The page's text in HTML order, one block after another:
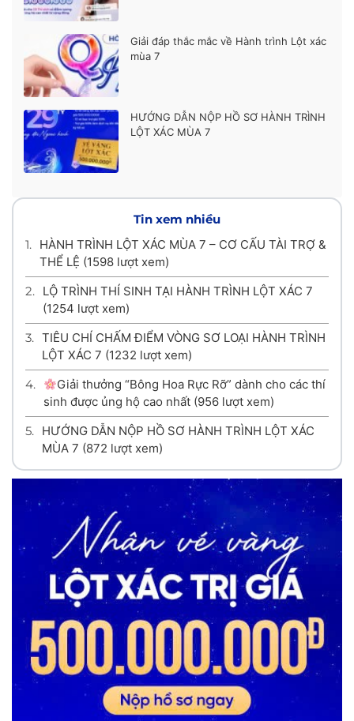
Giải đáp thắc mắc về Hành trình Lột xác
mùa 7
HƯỚNG DẪN NỘP HỒ SƠ HÀNH TRÌNH
LỘT XÁC MÙA 7
Tin xem nhiều
1. HÀNH TRÌNH LỘT XÁC MÙA 7 – CƠ CẤU TÀI TRỢ &
THỂ LỆ (1598 lượt xem)
2.
LỘ TRÌNH THÍ SINH TẠI HÀNH TRÌNH LỘT XÁC 7
(1254 lượt xem)
3. TIÊU CHÍ CHẤM ĐIỂM VÒNG SƠ LOẠI HÀNH TRÌNH
LỘT XÁC 7 (1232 lượt xem)
4.
Giải thưởng “Bông Hoa Rực Rỡ” dành cho các thí
sinh được ủng hộ cao nhất (956 lượt xem)
5. HƯỚNG DẪN NỘP HỒ SƠ HÀNH TRÌNH LỘT XÁC
MÙA 7 (872 lượt xem)